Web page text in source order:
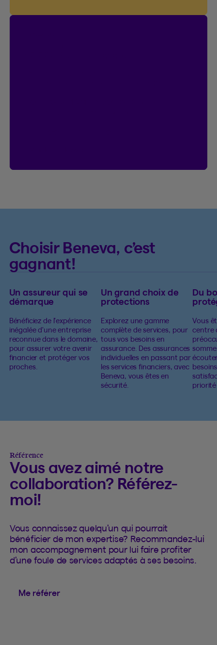
Choisir Beneva, c’est
gagnant!
Un assureur qui se
démarque
Bénéficiez de l'expérience
inégalée d'une entreprise
reconnue dans le domaine,
pour assurer votre avenir
financier et protéger vos
proches.
Un grand choix de
protections
Explorez une gamme
complète de services, pour
tous vos besoins en
assurance. Des assurances
individuelles en passant par
les services financiers, avec
Beneva, vous êtes en
sécurité.
Du
Vous
centre
Référence
Vous avez aimé notre
collaboration? Référez-
moi!
Vous connaissez quelqu’un qui pourrait
bénéficier de mon expertise? Recommandez-lui
mon accompagnement pour lui faire profiter
d’une foule de services adaptés à ses besoins.
Me référer